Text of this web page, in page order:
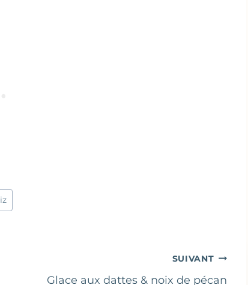
SUIVANT
Glace aux dattes & noix de pécan